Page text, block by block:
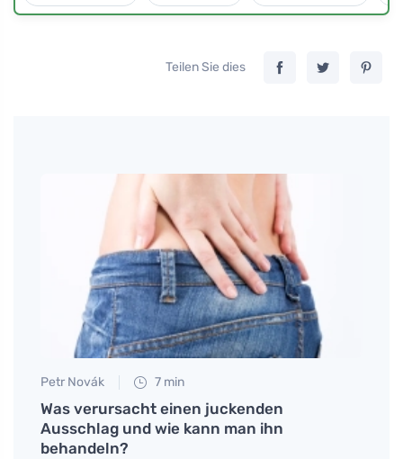
Teilen Sie dies
Petr Novák 7 min
Was verursacht einen juckenden
Ausschlag und wie kann man ihn
behandeln?